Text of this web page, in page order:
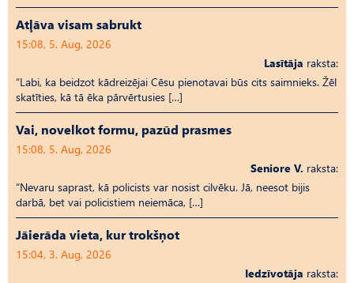
Atļāva visam sabrukt
15:08, 5. Aug, 2026
Lasītāja raksta:
“Labi, ka beidzot kādreizējai Cēsu pienotavai būs cits saimnieks. Žēl
skatīties, kā tā ēka pārvērtusies […]
Vai, novelkot formu, pazūd prasmes
15:08, 5. Aug, 2026
Seniore V. raksta:
“Nevaru saprast, kā policists var nosist cilvēku. Jā, neesot bijis
darbā, bet vai policistiem neiemāca, […]
Jāierāda vieta, kur trokšņot
15:04, 3. Aug, 2026
Iedzīvotāja raksta: